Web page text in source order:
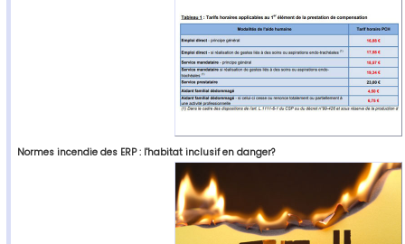
Normes incendie des ERP : l'habitat inclusif en danger?